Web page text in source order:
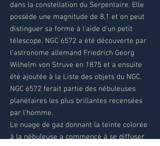
dans la constellation du Serpentaire. Elle
possède une magnitude de 8,1 et on peut
distinguer sa forme à l'aide d'un petit
télescope. NGC 6572 a été découverte par
l'astronome allemand Friedrich Georg
Wilhelm von Struve en 1875 et a ensuite
été ajoutée à la Liste des objets du NGC.
NGC 6572 ferait partie des nébuleuses
planétaires les plus brillantes recensées
par l'homme.
Le nuage de gaz donnant la teinte colorée
à la nébuleuse a commencé à se diffuser